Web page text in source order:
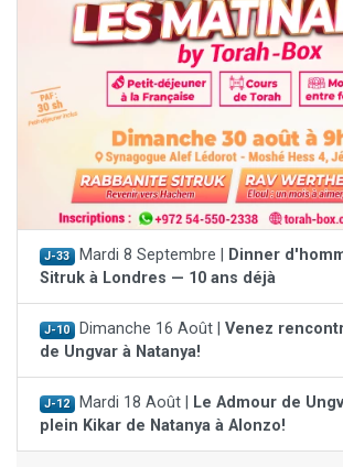
J-33 Mardi 8 Septembre |
Dinner
Sitruk à Londres — 10 ans déjà
J-10 Dimanche 16 Août | Venez
de Ungvar à Natanya!
J-12 Mardi 18 Août |
Le Admour de
plein Kikar de Natanya à Alonzo!